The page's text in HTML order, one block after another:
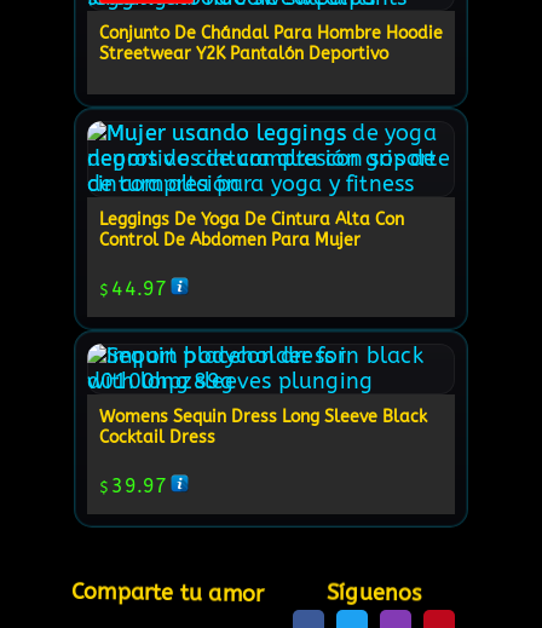
Conjunto De Chándal Para Hombre Hoodie
Streetwear Y2K Pantalón Deportivo
Leggings De Yoga De Cintura Alta Con
Control De Abdomen Para Mujer
$ 44.97
Womens Sequin Dress Long Sleeve Black
Cocktail Dress
$ 39.97
Comparte tu amor Síguenos